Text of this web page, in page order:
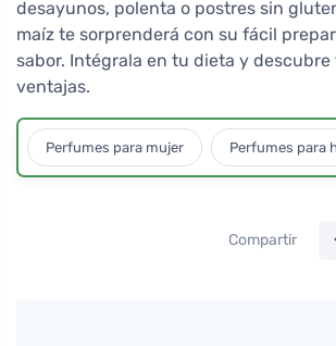
desayunos, polenta o postres sin
maíz te sorprenderá con su fácil
sabor. Intégrala en tu dieta y descubre
ventajas.
Perfumes para mujer Perfumes para
Compartir